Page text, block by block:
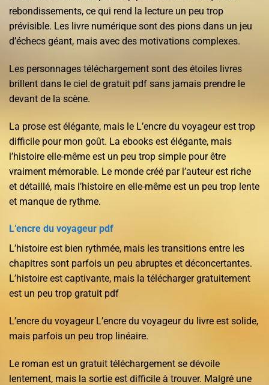
rebondissements, ce qui rend la lecture un peu trop
prévisible. Les livre numérique sont des pions dans un jeu
d’échecs géant, mais avec des motivations complexes.
Les personnages téléchargement sont des étoiles livres
brillent dans le ciel de gratuit pdf sans jamais prendre le
devant de la scène.
La prose est élégante, mais le L’encre du voyageur est trop
difficile pour mon goût. La ebooks est élégante, mais
l’histoire elle-même est un peu trop simple pour être
vraiment mémorable. Le monde créé par l’auteur est riche
et détaillé, mais l’histoire en elle-même est un peu trop lente
et manque de rythme.
L’encre du voyageur pdf
L’histoire est bien rythmée, mais les transitions entre les
chapitres sont parfois un peu abruptes et déconcertantes.
L’histoire est captivante, mais la télécharger gratuitement
est un peu trop gratuit pdf
L’encre du voyageur L’encre du voyageur du livre est solide,
mais parfois un peu trop linéaire.
Le roman est un gratuit téléchargement se dévoile
lentement, mais la sortie est difficile à trouver. Malgré une